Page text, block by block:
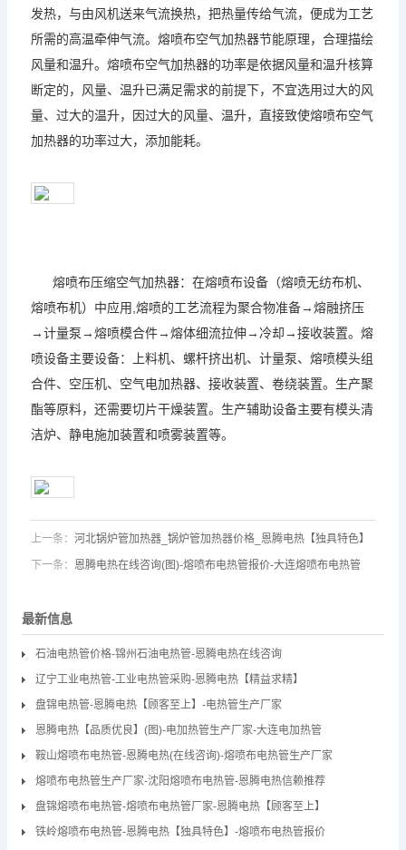
发热，与由风机送来气流换热，把热量传给气流，便成为工艺
所需的高温牵伸气流。熔喷布空气加热器节能原理， 合理描绘
风量和温升。熔喷布空气加热器的功率是依据风量和温升核算
断定的，风量、温升已满足需求的前提下，不宜选用过大的风
量、过大的温升，因过大的风量、温升，直接致使熔喷布空气
加热器的功率过大，添加能耗。
熔喷布压缩空气加热器：在熔喷布设备（熔喷无纺布机、
熔喷布机）中应用,熔喷的工艺流程为聚合物准备→熔融挤压
→计量泵→熔喷模合件→熔体细流拉伸→冷却→接收装置。熔
喷设备主要设备：上料机、螺杆挤出机、计量泵、熔喷模头组
合件、空压机、空气电加热器、接收装置、卷绕装置。生产聚
酯等原料，还需要切片干燥装置。生产辅助设备主要有模头清
洁炉、静电施加装置和喷雾装置等。
上一条： 河北锅炉管加热器_锅炉管加热器价格_恩腾电热【独具特色】
下一条： 恩腾电热在线咨询(图)-熔喷布电热管报价-大连熔喷布电热管
最新信息
石油电热管价格-锦州石油电热管-恩腾电热在线咨询
辽宁工业电热管-工业电热管采购-恩腾电热【精益求精】
盘锦电热管-恩腾电热【顾客至上】-电热管生产厂家
恩腾电热【品质优良】(图)-电加热管生产厂家-大连电加热管
鞍山熔喷布电热管-恩腾电热(在线咨询)-熔喷布电热管生产厂家
熔喷布电热管生产厂家-沈阳熔喷布电热管-恩腾电热信赖推荐
盘锦熔喷布电热管-熔喷布电热管厂家-恩腾电热【顾客至上】
铁岭熔喷布电热管-恩腾电热【独具特色】-熔喷布电热管报价